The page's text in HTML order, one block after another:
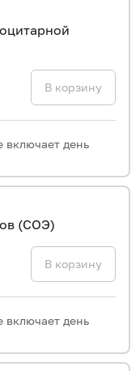
В корзину
включает день
(СОЭ)
В корзину
включает день